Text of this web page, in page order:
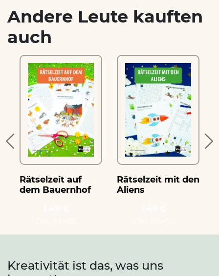
Andere Leute kauften
auch
Rätselzeit auf
dem Bauernhof
Rätselzeit mit den
Aliens
Kreativität ist das, was uns